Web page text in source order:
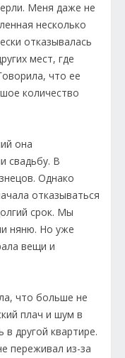
Меня даже не
несколько
отказывалась
мест, где
что ее
количество
она
свадьбу. В
Однако
отказываться
срок. Мы
няню. Но уже
вещи и
что больше не
плач и шум в
другой квартире.
переживал из-за